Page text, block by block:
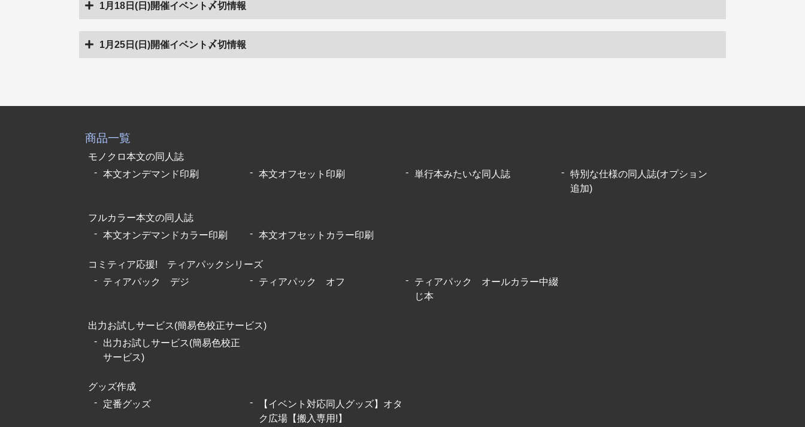
1月18日(日)開催イベント〆切情報
1月25日(日)開催イベント〆切情報
商品一覧
モノクロ本文の同人誌
本文オンデマンド印刷
本文オフセット印刷 単行本みたいな同人誌
特別な仕様の同人誌(オプション
追加)
フルカラー本文の同人誌
本文オンデマンドカラー印刷
本文オフセットカラー印刷
コミティア応援! ティアパックシリーズ
ティアパック デジ
ティアパック オフ
ティアパック オールカラー中綴
じ本
出力お試しサービス(簡易色校正サービス)
出力お試しサービス(簡易色校正
サービス)
グッズ作成
定番グッズ
【イベント対応同人グッズ】オタ
ク広場【搬入専用!】